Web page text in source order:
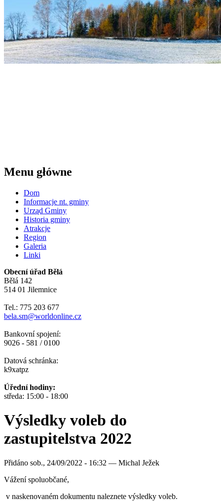
Menu główne
Dom
Informacje nt. gminy
Urząd Gminy
Historia gminy
Atrakcje
Region
Galeria
Linki
Obecní úřad Bělá
Bělá 142
514 01 Jilemnice
Tel.: 775 203 677
bela.sm@worldonline.cz
Bankovní spojení:
9026 - 581 / 0100
Datová schránka:
k9xatpz
Úřední hodiny:
středa: 15:00 - 18:00
Výsledky voleb do
zastupitelstva 2022
Přidáno sob., 24/09/2022 - 16:32 — Michal Ježek
Vážení spoluobčané,
v naskenovaném dokumentu naleznete výsledky voleb.